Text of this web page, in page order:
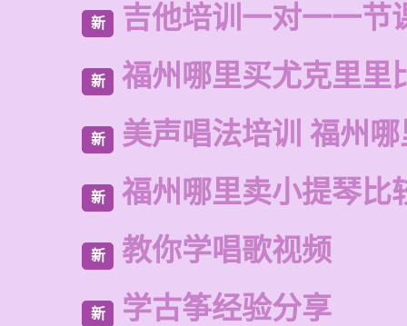
新 吉他培训一对一一节
新 福州哪里买尤克里里
新 美声唱法培训 福州
新 福州哪里卖小提琴比
新 教你学唱歌视频
新 学古筝经验分享